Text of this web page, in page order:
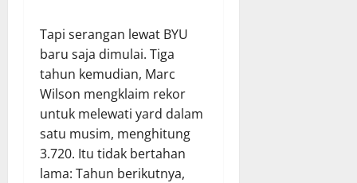
Tapi serangan lewat BYU
baru saja dimulai. Tiga
tahun kemudian, Marc
Wilson mengklaim rekor
untuk melewati yard dalam
satu musim, menghitung
3.720. Itu tidak bertahan
lama: Tahun berikutnya,